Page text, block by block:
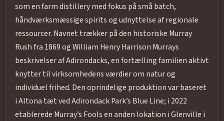
som en farm distillery med fokus på små batch,
håndværksmæssige spirits og udnyttelse af regionale
ressourcer. Navnet trækker på den historiske Murray
Rush fra 1869 og William Henry Harrison Murrays
beskrivelser af Adirondacks, en fortælling familien aktivt
knytter til virksomhedens værdier om natur og
individuel frihed. Den oprindelige produktion var baseret
i Altona tæt ved Adirondack Park’s Blue Line; i 2022
etablerede Murray’s Fools en anden lokation i Glenville i